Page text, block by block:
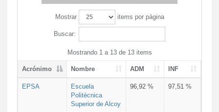
Mostrar items por página
Buscar:
Mostrando 1 a 13 de 13 items
Acrónimo Nombre ADM INF
EPSA
Escuela
Politécnica
Superior de Alcoy
96,92 % 97,51 %